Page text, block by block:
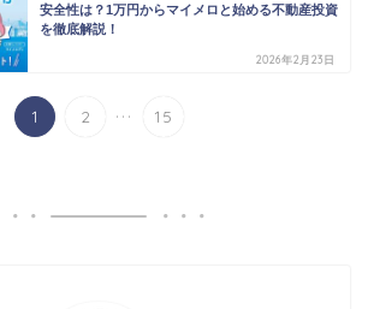
安全性は？1万円からマイメロと始める不動産投資
を徹底解説！
2026年2月23日
1 2 ... 15